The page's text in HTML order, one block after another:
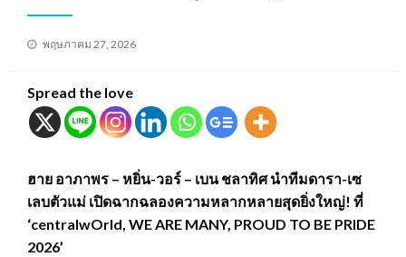
Posted
พฤษภาคม 27, 2026
Spread the love
ฮาย อาภาพร – หยิ่น-วอร์ – เบน ชลาทิศ นำทีมดารา-เซ
เลบตัวแม่ เปิดฉากฉลองความหลากหลายสุดยิ่งใหญ่! ที่
‘centralwOrld, WE ARE MANY, PROUD TO BE PRIDE
2026’